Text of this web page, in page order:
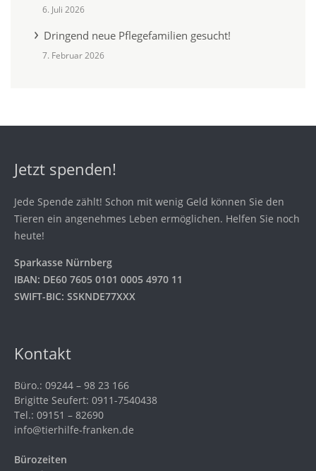
6. Juli 2026
Dringend neue Pflegefamilien gesucht!
7. Februar 2026
Jetzt spenden!
Jede Spende zählt! Schon mit wenig Geld können Sie den
Tieren ein angenehmes Leben ermöglichen. Helfen Sie noch
heute!
Sparkasse Nürnberg
IBAN: DE60 7605 0101 0005 4970 11
SWIFT-BIC: SSKNDE77XXX
Kontakt
Büro.: 09244 – 98 23 166
Brigitte Seufert: 0911-7540438
Tel.: 09151 – 82690
info@tierhilfe-franken.de
Bürozeiten